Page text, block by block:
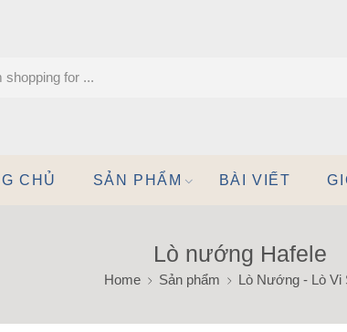
CHỦ SẢN PHẨM BÀI VIẾT
Lò nướng Hafele
Home Sản phẩm Lò Nướng - Lò Vi